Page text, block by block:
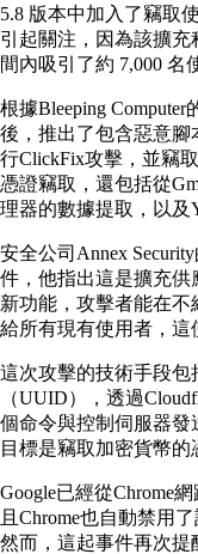
5.8 版本中加入了竊取
引起關注，因為該擴充
間內吸引了約 7,000 名
根據Bleeping Computer
後，推出了包含惡意
行ClickFix攻擊，並竊
憑證竊取，還包括從
理器的數據提取，以及
安全公司Annex
件，他指出這是擴充供
新功能，攻擊者能在
給所有現有使用者，這
這次攻擊的技術手段
（UUID），透過
個命令與控制伺服器
目標是竊取加密貨幣的
Google已經從Chrome
且Chrome也自動禁用
然而，這起事件再次